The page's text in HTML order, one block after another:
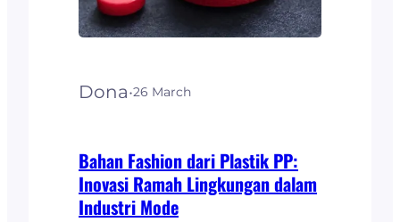
Pertimbangan dalam
Memilih Kitchen Set…
Dona·26 March
Bahan Fashion dari Plastik PP:
Inovasi Ramah Lingkungan dalam
Industri Mode